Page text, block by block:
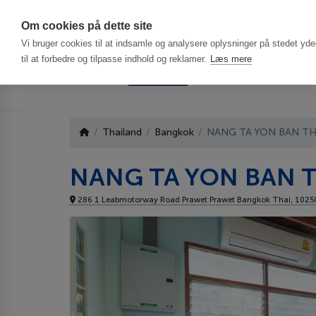
Om cookies på dette site
Vi bruger cookies til at indsamle og analysere oplysninger på stedet
til at forbedre og tilpasse indhold og reklamer. Læs mere
Thailand Bangkok NANG TA YON BAN
NANG TA YON BAN
286 1 Leabmotorway Road Prawet Prawet Bangkok Thai,